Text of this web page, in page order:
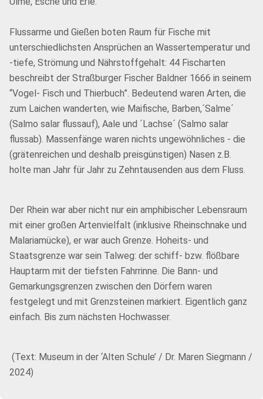
Flussarme und Gießen boten Raum für Fische mit
unterschiedlichsten Ansprüchen an Wassertemperatur und
-tiefe, Strömung und Nährstoffgehalt: 44 Fischarten
beschreibt der Straßburger Fischer Baldner 1666 in seinem
“Vogel- Fisch und Thierbuch”. Bedeutend waren Arten, die
zum Laichen wanderten, wie Maifische, Barben,´Salme´
(Salmo salar flussauf), Aale und ´Lachse´ (Salmo salar
flussab). Massenfänge waren nichts ungewöhnliches - die
(grätenreichen und deshalb preisgünstigen) Nasen z.B.
holte man Jahr für Jahr zu Zehntausenden aus dem Fluss.
Der Rhein war aber nicht nur ein amphibischer Lebensraum
mit einer großen Artenvielfalt (inklusive Rheinschnake und
Malariamücke), er war auch Grenze. Hoheits- und
Staatsgrenze war sein Talweg: der schiff- bzw. flößbare
Hauptarm mit der tiefsten Fahrrinne. Die Bann- und
Gemarkungsgrenzen zwischen den Dörfern waren
festgelegt und mit Grenzsteinen markiert. Eigentlich ganz
einfach. Bis zum nächsten Hochwasser.
(Text: Museum in der ‘Alten Schule’ / Dr. Maren Siegmann /
2024)